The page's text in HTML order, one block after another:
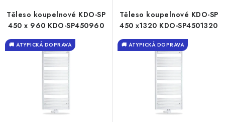
DOPRAVA A PLATBA
MOJE OBJEDNÁVKA
Hodnocení obchodu
Doprava a platba
r
o
d
u
p
r
o
d
Těleso koupelnové KDO-SP
450 x 960 KDO-SP450960
🚚 ATYPICKÁ DOPRAVA
Těleso koupelnové KDO-SP
450 x1320 KDO-SP4501320
🚚 ATYPICKÁ DOPRAVA